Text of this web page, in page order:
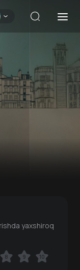
yaxshiroq
8 9 10
8 9 10